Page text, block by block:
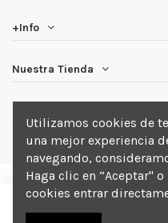
+Info
Nuestra Tienda
Utilizamos cookies de
una mejor experiencia
navegando,
Haga clic en “Aceptar" o
cookies entrar